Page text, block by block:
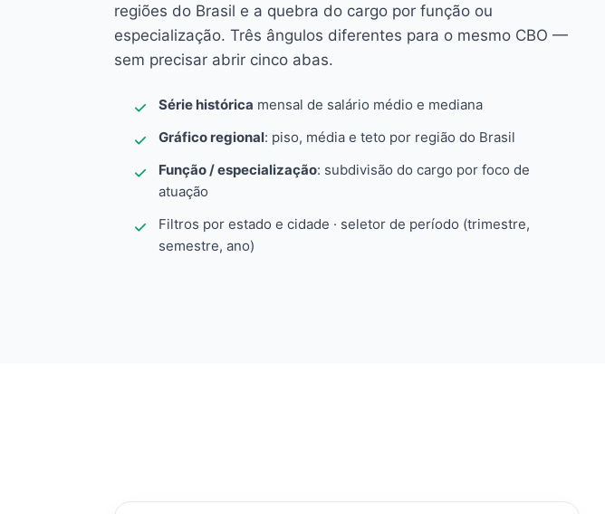
regiões do Brasil e a quebra do cargo por função ou
especialização. Três ângulos diferentes para o mesmo CBO —
sem precisar abrir cinco abas.
Série histórica mensal de salário médio e mediana
Gráfico regional: piso, média e teto por região do Brasil
Função / especialização: subdivisão do cargo por foco de
atuação
Filtros por estado e cidade · seletor de período (trimestre,
semestre, ano)